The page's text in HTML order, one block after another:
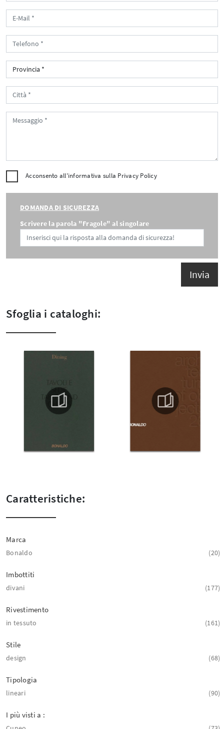
Acconsento all'informativa sulla Privacy Policy
DOMANDA DI SICUREZZA
Scrivere la parola "Fragole" al singolare
Invia
Sfoglia i cataloghi:
Caratteristiche:
Marca
Bonaldo 20
Imbottiti
divani 177
Rivestimento
in tessuto 161
Stile
design 68
Tipologia
lineari 90
I più visti a :